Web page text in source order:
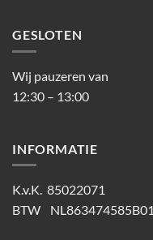
GESLOTEN
Wij pauzeren van
12:30 – 13:00
INFORMATIE
K.v.K. 85022071
BTW NL863474585B01